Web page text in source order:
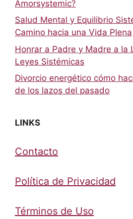
Amorsystemic?
Salud Mental y Equilibrio
Camino hacia una Vida Plena
Honrar a Padre y Madre a la
Leyes Sistémicas
Divorcio energético cómo
de los lazos del pasado
LINKS
Contacto
Política de Privacidad
Términos de Uso